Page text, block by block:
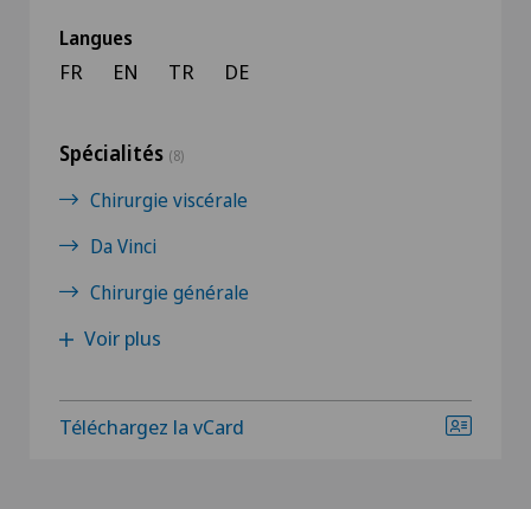
Langues
FR EN TR DE
Spécialités (8)
Chirurgie viscérale
Da Vinci
Chirurgie générale
Voir plus
Téléchargez la vCard